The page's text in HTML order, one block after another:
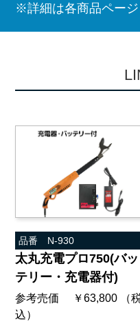
※詳細は各商品ページ
LI
品番 N-930
太丸充電プロ750(バッ
テリー・充電器付)
参考売価 ￥63,800 （
込）